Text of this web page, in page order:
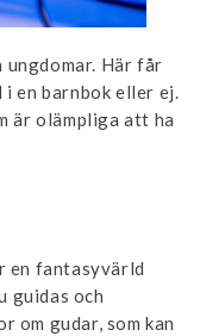
Här får
en barnbok eller ej.
är olämpliga att ha
en fantasyvärld
guidas och
om gudar, som kan